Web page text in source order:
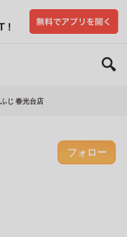
じ 春光台店
フォロー